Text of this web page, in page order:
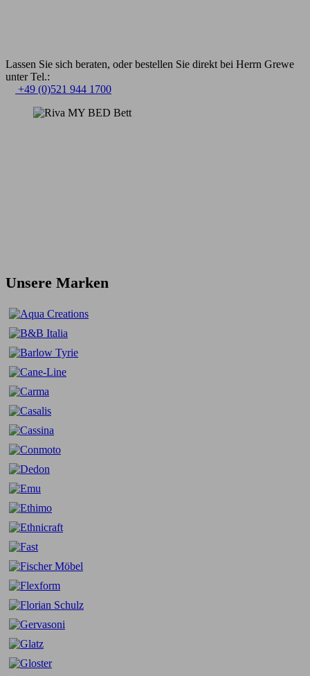
Lassen Sie sich beraten, oder bestellen Sie direkt bei Herrn Grewe
unter Tel.:
+49 (0)521 944 1700
Unsere Marken